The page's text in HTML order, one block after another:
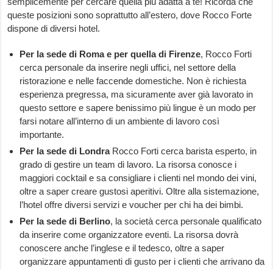
queste posizioni sono soprattutto all’estero, dove Rocco Forte
dispone di diversi hotel.
Per la sede di Roma e per quella di Firenze, Rocco Forti
cerca personale da inserire negli uffici, nel settore della
ristorazione e nelle faccende domestiche. Non è richiesta
esperienza pregressa, ma sicuramente aver già lavorato in
questo settore e sapere benissimo più lingue è un modo per
farsi notare all’interno di un ambiente di lavoro così
importante.
Per la sede di Londra Rocco Forti cerca barista esperto, in
grado di gestire un team di lavoro. La risorsa conosce i
maggiori cocktail e sa consigliare i clienti nel mondo dei vini,
oltre a saper creare gustosi aperitivi. Oltre alla sistemazione,
l’hotel offre diversi servizi e voucher per chi ha dei bimbi.
Per la sede di Berlino, la società cerca personale qualificato
da inserire come organizzatore eventi. La risorsa dovrà
conoscere anche l’inglese e il tedesco, oltre a saper
organizzare appuntamenti di gusto per i clienti che arrivano da